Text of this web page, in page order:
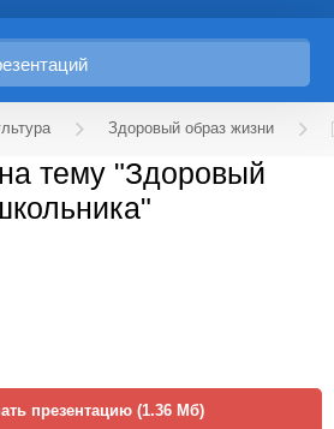
Здоровый образ жизни
тему "Здоровый
презентацию (1.36 Мб)